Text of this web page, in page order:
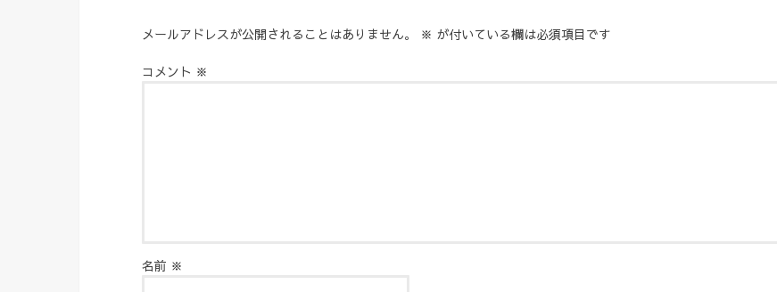
メールアドレスが公開されることはありません。 ※ が付いている欄は必須項目です
コメント ※
名前 ※